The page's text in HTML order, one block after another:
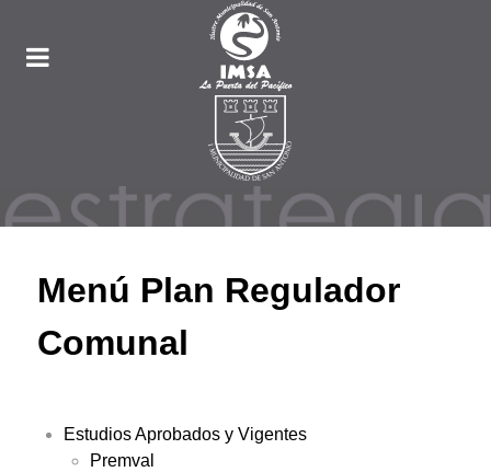
Menú Plan Regulador
Comunal
Estudios Aprobados y Vigentes
Premval